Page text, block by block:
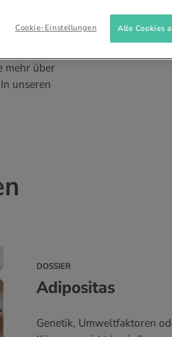
findest du
mehr über
unseren
DOSSIER
Adipositas
Genetik, Umweltfaktoren
Cookie-Einstellungen Alle Cookies